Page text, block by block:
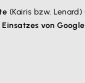
(Kairis bzw. Lenard)
von